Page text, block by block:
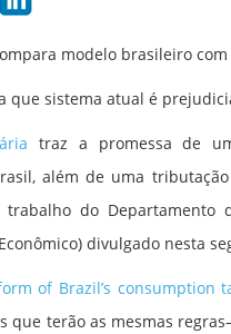
modelo brasileiro
que sistema atual é
traz a promessa de
além de uma
do Departamento
divulgado nesta
of Brazil’s consumption
que terão as mesmas